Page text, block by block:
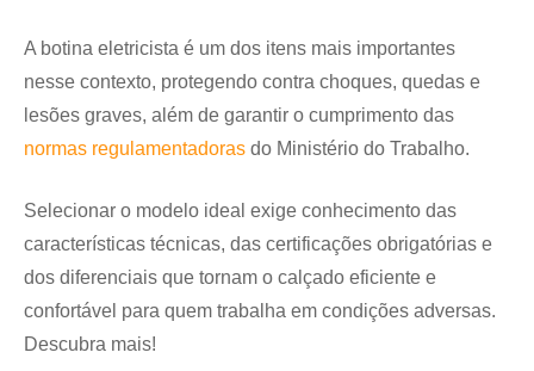
A botina eletricista é um dos itens mais importantes
nesse contexto, protegendo contra choques, quedas e
lesões graves, além de garantir o cumprimento das
normas regulamentadoras do Ministério do Trabalho.
Selecionar o modelo ideal exige conhecimento das
características técnicas, das certificações obrigatórias e
dos diferenciais que tornam o calçado eficiente e
confortável para quem trabalha em condições adversas.
Descubra mais!